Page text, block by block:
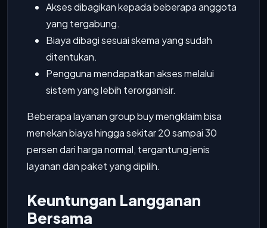
Akses dibagikan kepada beberapa anggota
yang tergabung.
Biaya dibagi sesuai skema yang sudah
ditentukan.
Pengguna mendapatkan akses melalui
sistem yang lebih terorganisir.
Beberapa layanan group buy mengklaim bisa
menekan biaya hingga sekitar 20 sampai 30
persen dari harga normal, tergantung jenis
layanan dan paket yang dipilih.
Keuntungan Langganan
Bersama